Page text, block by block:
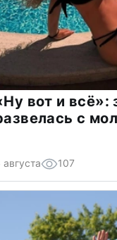
вот и
с
августа 107